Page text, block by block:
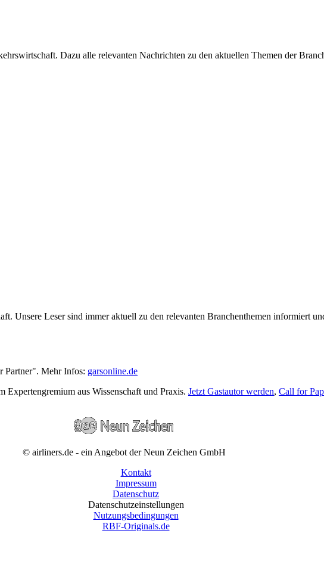
Dazu alle relevanten Nachrichten zu den aktuellen Themen der
Unsere Leser sind immer aktuell zu den relevanten Branchenthemen informiert
Partner". Mehr Infos: garsonline.de
Expertengremium aus Wissenschaft und Praxis. Jetzt Gastautor werden, Call for
© airliners.de - ein Angebot der Neun Zeichen GmbH
Kontakt
Impressum
Datenschutz
Datenschutzeinstellungen
Nutzungsbedingungen
RBF-Originals.de